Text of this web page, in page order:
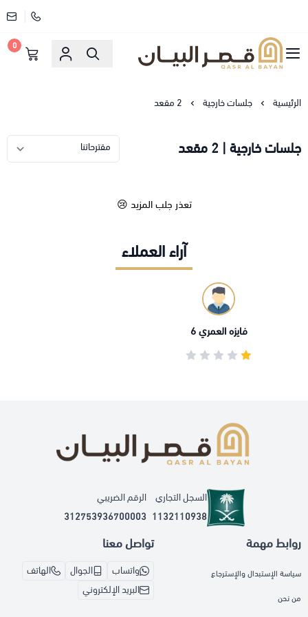
قصر البيان للمفارش والاثاث
0
الرئيسية جلسات خارجية 2 مقعد
جلسات خارجية | 2 مقعد
تعذر جلب المزيد 😢
آراء العملاء
فايزه العمري 6
السجل التجاري
1132110938
الرقم الضريبي
312753936700003
روابط مهمة
سياسة الإستبدال والإسترجاع
من نحن
تواصل معنا
واتساب الجوال
الهاتف
البريد الإلكتروني